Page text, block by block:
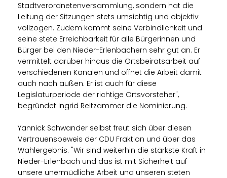
Stadtverordnetenversammlung, sondern hat die
Leitung der Sitzungen stets umsichtig und objektiv
vollzogen. Zudem kommt seine Verbindlichkeit und
seine stete Erreichbarkeit für alle Bürgerinnen und
Bürger bei den Nieder-Erlenbachern sehr gut an. Er
vermittelt darüber hinaus die Ortsbeiratsarbeit auf
verschiedenen Kanälen und öffnet die Arbeit damit
auch nach außen. Er ist auch für diese
Legislaturperiode der richtige Ortsvorsteher",
begründet Ingrid Reitzammer die Nominierung.
Yannick Schwander selbst freut sich über diesen
Vertrauensbeweis der CDU Fraktion und über das
Wahlergebnis. "Wir sind weiterhin die stärkste Kraft in
Nieder-Erlenbach und das ist mit Sicherheit auf
unsere unermüdliche Arbeit und unseren steten